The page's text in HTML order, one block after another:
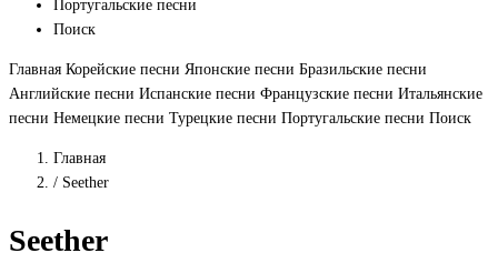
Португальские песни
Поиск
Главная Корейские песни Японские песни Бразильские песни
Английские песни Испанские песни Французские песни Итальянские
песни Немецкие песни Турецкие песни Португальские песни Поиск
Главная
/ Seether
Seether